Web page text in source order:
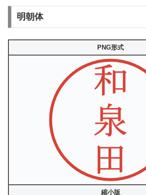
明朝体
PNG形式
縮小版